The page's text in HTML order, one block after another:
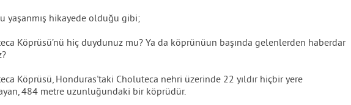
yaşanmış hikayede olduğu gibi;
Köprüsü’nü hiç duydunuz mu? Ya da köprünüun başında gelenlerden haberdar
Köprüsü, Honduras'taki Choluteca nehri üzerinde 22 yıldır hiçbir yere
484 metre uzunluğundaki bir köprüdür.